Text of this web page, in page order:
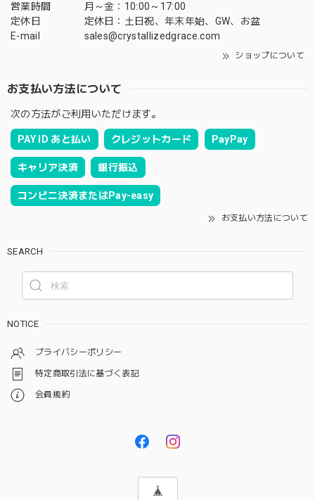
営業時間
月～金：10:00～17:00
定休日
定休日：土日祝、年末年始、GW、お盆
E-mail
sales@crystallizedgrace.com
ショップについて
お支払い方法について
次の方法がご利用いただけます。
PAY ID あと払い クレジットカード PayPay
キャリア決済 銀行振込
コンビニ決済またはPay-easy
お支払い方法について
SEARCH
NOTICE
プライバシーポリシー
特定商取引法に基づく表記
会員規約